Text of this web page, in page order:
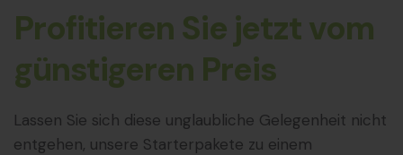
Profitieren Sie jetzt vom
günstigeren Preis
Lassen Sie sich diese unglaubliche Gelegenheit nicht
entgehen, unsere Starterpakete zu einem